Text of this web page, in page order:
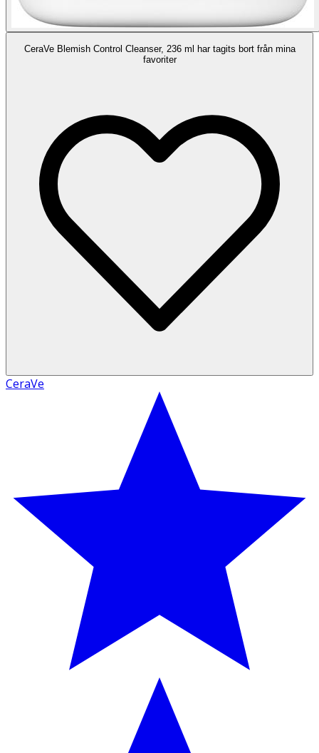
CeraVe Blemish Control Cleanser, 236 ml har tagits bort från mina
favoriter
CeraVe